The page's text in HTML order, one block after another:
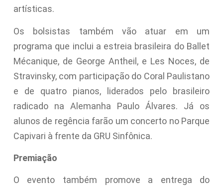
artísticas.
Os bolsistas também vão atuar em um
programa que inclui a estreia brasileira do Ballet
Mécanique, de George Antheil, e Les Noces, de
Stravinsky, com participação do Coral Paulistano
e de quatro pianos, liderados pelo brasileiro
radicado na Alemanha Paulo Álvares. Já os
alunos de regência farão um concerto no Parque
Capivari à frente da GRU Sinfônica.
Premiação
O evento também promove a entrega do